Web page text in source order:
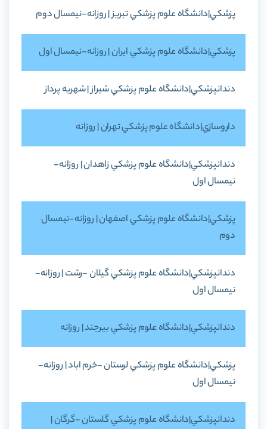
پزشکي|دانشگاه علوم پزشکي تبريز | روزانه-نيمسال دوم
پزشکي|دانشگاه علوم پزشکي ايران | روزانه-نيمسال اول
دندانپزشکي|دانشگاه علوم پزشکي شيراز | شهريه پرداز
داروسازي|دانشگاه علوم پزشکي تهران | روزانه
دندانپزشکي|دانشگاه علوم پزشکي زاهدان | روزانه-
نيمسال اول
پزشکي|دانشگاه علوم پزشکي اصفهان | روزانه-نيمسال
دوم
دندانپزشکي|دانشگاه علوم پزشکي گيلان -رشت | روزانه-
نيمسال اول
دندانپزشکي|دانشگاه علوم پزشکي بيرجند | روزانه
پزشکي|دانشگاه علوم پزشکي لرستان -خرم اباد | روزانه-
نيمسال اول
دندانپزشکي|دانشگاه علوم پزشکي گلستان -گرگان |